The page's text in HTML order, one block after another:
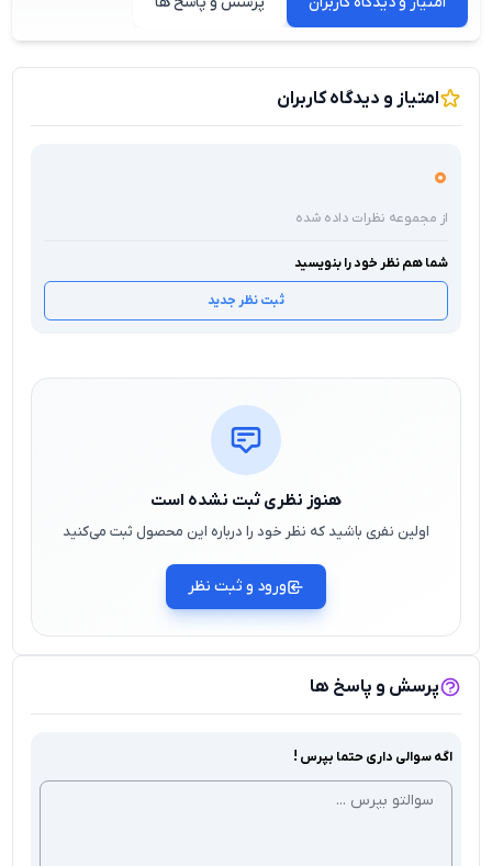
امتیاز و دیدگاه کاربران
0
از مجموعه نظرات داده شده
شما هم نظر خود را بنویسید
ثبت نظر جدید
هنوز نظری ثبت نشده است
اولین نفری باشید که نظر خود را درباره این محصول ثبت می‌کنید
ورود و ثبت نظر
پرسش و پاسخ ها
اگه سوالی داری حتما بپرس !